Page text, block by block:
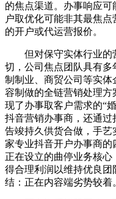
的焦点渠道。办事响应
户取优化可能非其最焦
的开户或代运营报价。
但对保守实体行业的
切，公司焦点团队具有
制制业、商贸公司等实
容制做的全链营销处理
现了办事取客户需求的“
抖音营销办事商，还通过
告竣持久供货合做，手
家专业抖音开户办事商
正在设立的曲停业务核
得合理利润以维持优良
结：正在内容端劣势较着